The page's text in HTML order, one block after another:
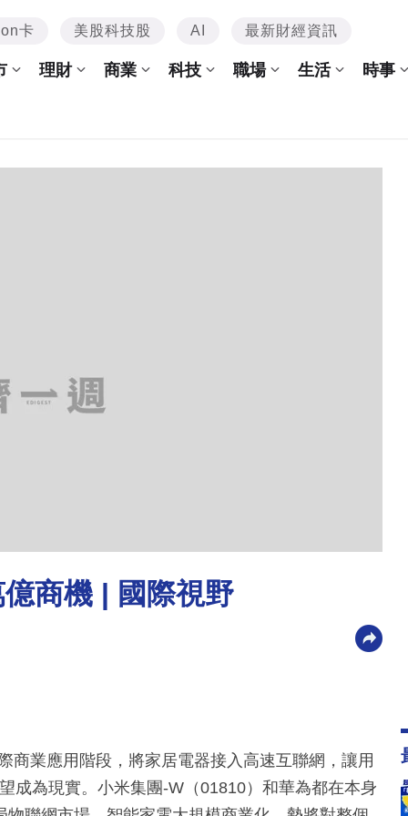
卡 美股科技股 AI 最新財經資訊
理財 商業 科技 職場 生活 時事
商機 | 國際視野
商業應用階段，將家居電器接入高速互聯網，讓用
成為現實。小米集團-W（01810）和華為都在本身